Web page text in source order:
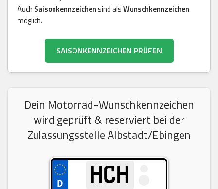
Auch Saisonkennzeichensind alsWunschkennzeichen
möglich.
SAISONKENNZEICHEN PRÜFEN
Dein Motorrad-Wunschkennzeichen
wird geprüft & reserviert bei der
Zulassungsstelle Albstadt/Ebingen